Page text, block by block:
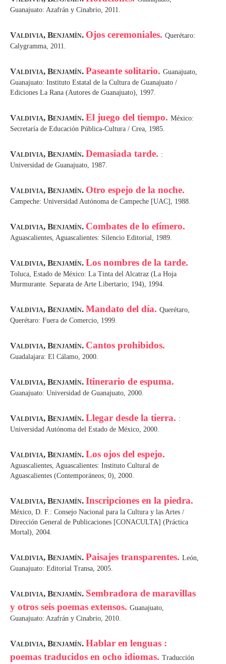
Guanajuato: Azafrán y Cinabrio, 2011.
Valdivia, Benjamín. Ojos ceremoniales. Querétaro:
Caly­gramma, 2011.
Valdivia, Benjamín. Paseante solitario. Guanajuato,
Guanajuato: Instituto Estatal de la Cultura de Guanajuato /
Ediciones La Rana (Autores de Guanajuato), 1997.
Valdivia, Benjamín. El juego del tiempo. México:
Secretaría de Educación Pública-Cultura / Crea, 1985.
Valdivia, Benjamín. Demasiada tarde. :
Universidad de Guanajuato, 1987.
Valdivia, Benjamín. Otro espejo de la noche.
Campeche: Universidad Autónoma de Campeche [UAC], 1988.
Valdivia, Benjamín. Combates de lo efímero.
Aguascalientes, Aguascalientes: Silencio Editorial, 1989.
Valdivia, Benjamín. Los nombres de la tarde.
Toluca, Estado de México: La Tinta del Alcatraz (La Hoja
Murmurante. Separata de Arte Libertario; 194), 1994.
Valdivia, Benjamín. Mandato del día. Querétaro,
Querétaro: Fuera de Comercio, 1999.
Valdivia, Benjamín. Cantos prohibidos.
Guadalajara: El Cálamo, 2000.
Valdivia, Benjamín. Itinerario de espuma.
Guanajuato: Universidad de Guanajuato, 2000.
Valdivia, Benjamín. Llegar desde la tierra. :
Universidad Autónoma del Estado de México, 2000.
Valdivia, Benjamín. Los ojos del espejo.
Aguascalientes, Aguascalientes: Instituto Cultural de
Aguascalientes (Contemporáneos; 0), 2000.
Valdivia, Benjamín. Inscripciones en la piedra.
México, D. F.: Consejo Nacional para la Cultura y las Artes /
Dirección General de Publicaciones [CONACULTA] (Práctica
Mortal), 2004.
Valdivia, Benjamín. Paisajes transparentes. León,
Guanajuato: Editorial Transa, 2005.
Valdivia, Benjamín. Sembradora de maravillas
y otros seis poemas extensos. Guanajuato,
Guanajuato: Azafrán y Cinabrio, 2010.
Valdivia, Benjamín. Hablar en lenguas :
poemas traducidos en ocho idiomas. Traducción